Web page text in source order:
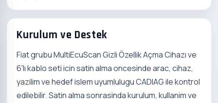
Kurulum ve Destek
Fiat grubu MultiEcuScan Gizli Özellik Açma Cihazı ve
6'lı kablo seti icin satin alma oncesinde arac, cihaz,
yazilim ve hedef islem uyumlulugu CADIAG ile kontrol
edilebilir. Satin alma sonrasinda kurulum, kullanim ve